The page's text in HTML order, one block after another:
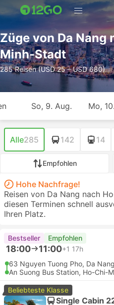
Züge von Da Nang
Minh-Stadt
285 Reisen (USD 25 – USD 680)
So, 9. Aug. Mo,
Alle285 142 14
Empfohlen
Hohe Nachfrage!
Reisen von Da Nang nach
diesen Terminen schnell
Ihren Platz.
Bestseller Empfohlen
18:00 11:00+1 17h
63 Nguyen Tuong Pho, Da Nang
An Suong Bus Station, Ho-Chi-
Beliebteste Klasse
Single Cabin